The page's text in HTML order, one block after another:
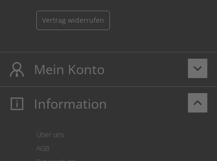
Vertrag widerrufen
keyboard_arrow_down
Mein Konto
Mein Konto
keyboard_arrow_up
Information
Über uns
AGB